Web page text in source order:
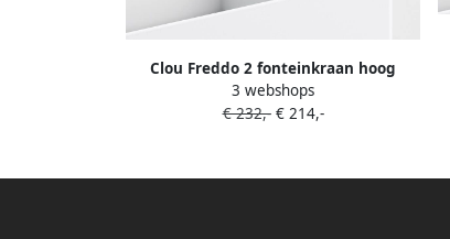
Clou Freddo 2 fonteinkraan hoog
model brons geborsteld PVD CL
06.03.001.83.L
3 webshops
€ 232,-€ 214,-